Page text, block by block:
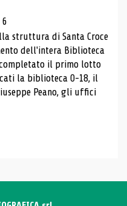
6
struttura di Santa Croce
dell'intera Biblioteca
il primo lotto
la biblioteca 0-18, il
Peano, gli uffici